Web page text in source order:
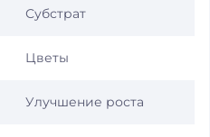
Субстрат
Цветы
Улучшение роста